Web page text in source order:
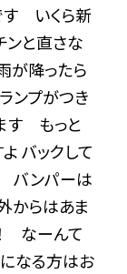
いくら新
ンと直さな
が降ったら
ンプがつき
す もっと
バックして
バンパーは
からはあま
なーんて
なる方はお